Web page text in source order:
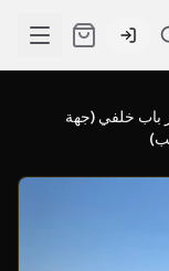
باب خلفي (جهة